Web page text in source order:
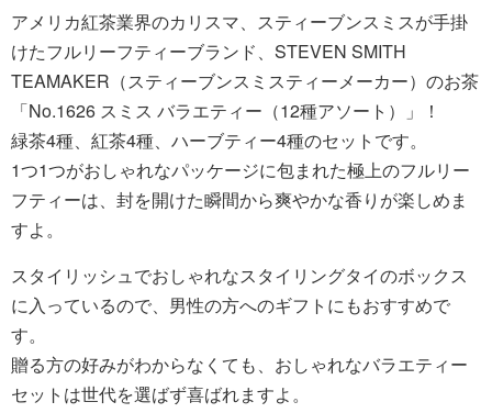
アメリカ紅茶業界のカリスマ、スティーブンスミスが手掛
けたフルリーフティーブランド、STEVEN SMITH
TEAMAKER（スティーブンスミスティーメーカー）のお茶
「No.1626 スミス バラエティー（12種アソート）」！
緑茶4種、紅茶4種、ハーブティー4種のセットです。
1つ1つがおしゃれなパッケージに包まれた極上のフルリー
フティーは、封を開けた瞬間から爽やかな香りが楽しめま
すよ。
スタイリッシュでおしゃれなスタイリングタイのボックス
に入っているので、男性の方へのギフトにもおすすめで
す。
贈る方の好みがわからなくても、おしゃれなバラエティー
セットは世代を選ばず喜ばれますよ。